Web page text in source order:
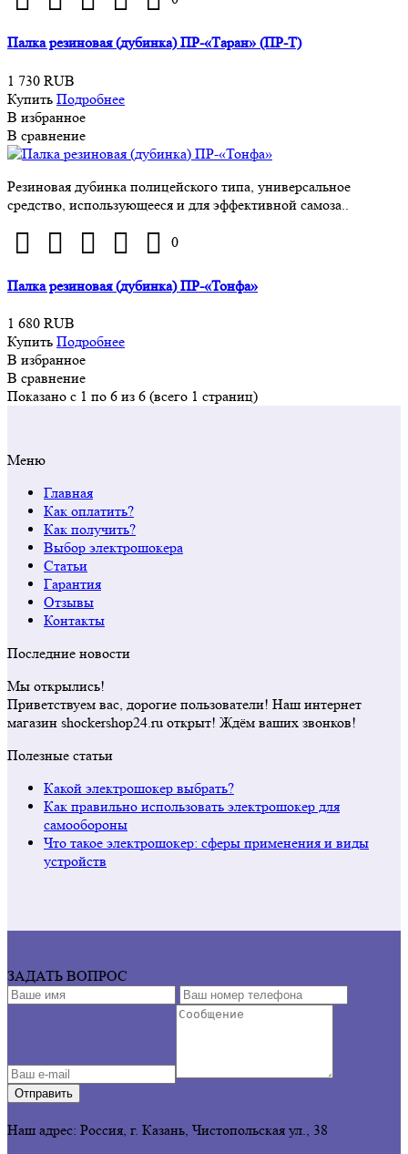
Палка резиновая (дубинка) ПР-«Таран» (ПР-Т)
1 730 RUB
Купить Подробнее
В избранное
В сравнение
Резиновая дубинка полицейского типа, универсальное
средство, использующееся и для эффективной самоза..
0
Палка резиновая (дубинка) ПР-«Тонфа»
1 680 RUB
Купить Подробнее
В избранное
В сравнение
Показано с 1 по 6 из 6 (всего 1 страниц)
Меню
Главная
Как оплатить?
Как получить?
Выбор электрошокера
Статьи
Гарантия
Отзывы
Контакты
Последние новости
Мы открылись!
Приветствуем вас, дорогие пользователи! Наш интернет
магазин shockershop24.ru открыт! Ждём ваших звонков!
Полезные статьи
Какой электрошокер выбрать?
Как правильно использовать электрошокер для
самообороны
Что такое электрошокер: сферы применения и виды
устройств
ЗАДАТЬ ВОПРОС
Отправить
Наш адрес: Россия, г. Казань, Чистопольская ул., 38